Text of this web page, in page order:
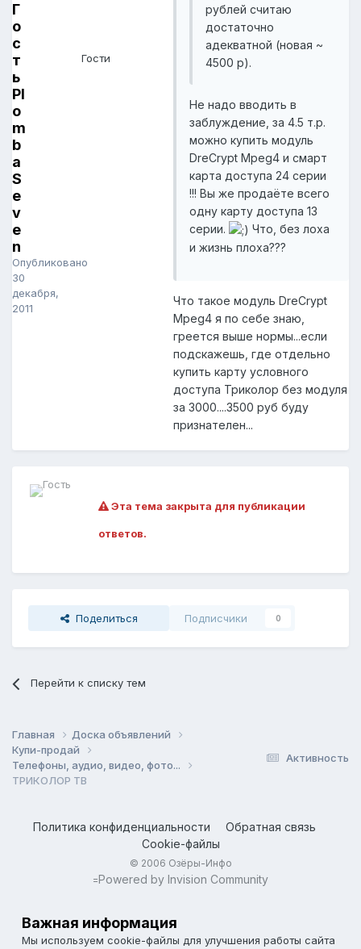
Г
о
с
т
ь
Pl
o
m
b
a
S
e
v
e
n
Опубликовано
30
декабря,
2011
Гости
рублей считаю
достаточно
адекватной (новая ~
4500 р).
Не надо вводить в
заблуждение, за 4.5 т.р.
можно купить модуль
DreCrypt Mpeg4 и смарт
карта доступа 24 серии
!!! Вы же продаёте всего
одну карту доступа 13
серии.
Что, без лоха
и жизнь плоха???
Что такое модуль DreCrypt
Mpeg4 я по себе знаю,
греется выше нормы...если
подскажешь, где отдельно
купить карту условного
доступа Триколор без модуля
за 3000....3500 руб буду
признателен...
Эта тема закрыта для публикации
ответов.
Поделиться Подписчики 0
Перейти к списку тем
Активность
Главная
Доска объявлений
Купи-продай
Телефоны, аудио, видео, фото...
ТРИКОЛОР ТВ
Политика конфиденциальности
Обратная связь
Cookie-файлы
© 2006 Озёры-Инфо
=Powered by Invision Community
Важная информация
Мы используем cookie-файлы для улучшения работы сайта